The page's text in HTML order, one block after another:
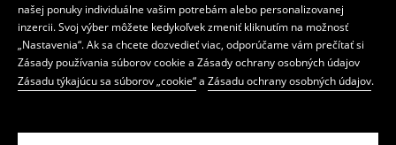
našej ponuky individuálne vašim potrebám alebo personalizovanej
inzercii. Svoj výber môžete kedykoľvek zmeniť kliknutím na možnosť
„Nastavenia“. Ak sa chcete dozvedieť viac, odporúčame vám prečítať si
Zásady používania súborov cookie a Zásady ochrany osobných údajov
Zásadu týkajúcu sa súborov „cookie“a Zásadu ochrany osobných údajov.